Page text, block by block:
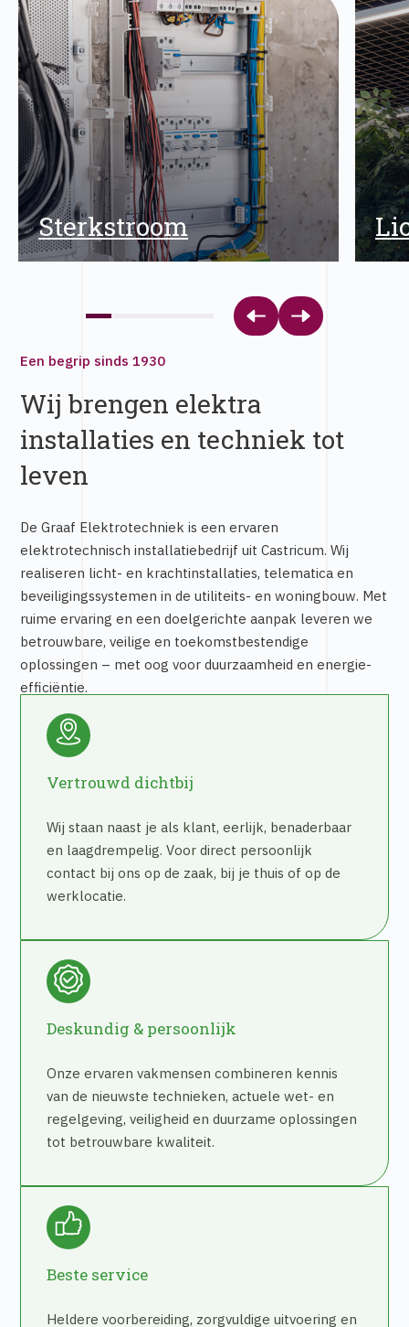
Sterkstroom
Een begrip sinds 1930
Wij brengen elektra
installaties en techniek tot
leven
De Graaf Elektrotechniek is een ervaren
elektrotechnisch installatiebedrijf uit Castricum. Wij
realiseren licht- en krachtinstallaties, telematica en
beveiligingssystemen in de utiliteits- en woningbouw. Met
ruime ervaring en een doelgerichte aanpak leveren we
betrouwbare, veilige en toekomstbestendige
oplossingen – met oog voor duurzaamheid en energie-
efficiëntie.
Vertrouwd dichtbij
Wij staan naast je als klant, eerlijk, benaderbaar
en laagdrempelig. Voor direct persoonlijk
contact bij ons op de zaak, bij je thuis of op de
werklocatie.
Deskundig & persoonlijk
Onze ervaren vakmensen combineren kennis
van de nieuwste technieken, actuele wet- en
regelgeving, veiligheid en duurzame oplossingen
tot betrouwbare kwaliteit.
Beste service
Heldere voorbereiding, zorgvuldige uitvoering en